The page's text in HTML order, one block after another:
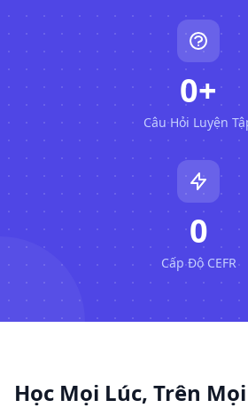
0+
Câu Hỏi Luyện
0
Cấp Độ CEFR
Học Mọi Lúc, Trên